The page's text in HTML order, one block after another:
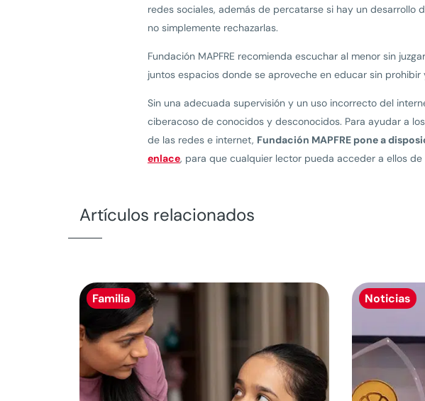
redes sociales, además de percatarse si hay un
no simplemente rechazarlas.
Fundación MAPFRE recomienda escuchar al menor sin
juntos espacios donde se aproveche en educar sin
Sin una adecuada supervisión y un uso incorrecto del
ciberacoso de conocidos y desconocidos. Para ayudar a
de las redes e internet, Fundación MAPFRE pone a
enlace, para que cualquier lector pueda acceder a ellos de
Artículos relacionados
Familia Noticias